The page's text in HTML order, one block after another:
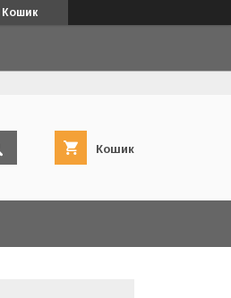
Кошик
Кошик